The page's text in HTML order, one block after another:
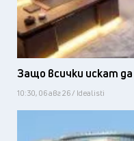
Защо всички искат
10:30, 06 авг 26 / Idealisti